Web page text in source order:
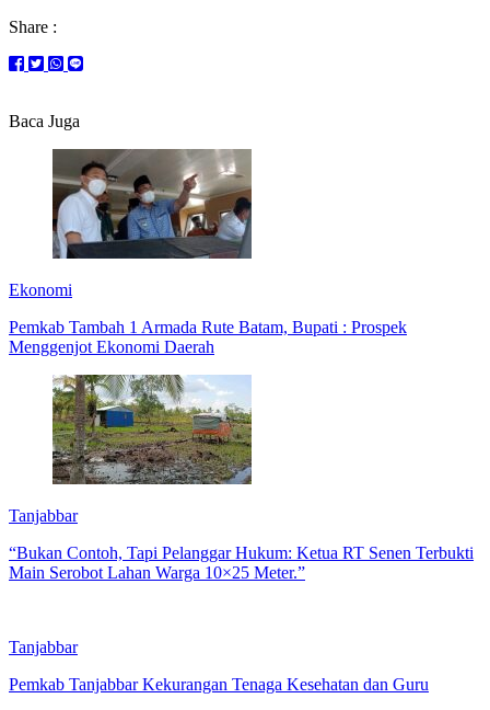
Share :
Baca Juga
Ekonomi
Pemkab Tambah 1 Armada Rute Batam, Bupati : Prospek
Menggenjot Ekonomi Daerah
Tanjabbar
“Bukan Contoh, Tapi Pelanggar Hukum: Ketua RT Senen Terbukti
Main Serobot Lahan Warga 10×25 Meter.”
Tanjabbar
Pemkab Tanjabbar Kekurangan Tenaga Kesehatan dan Guru